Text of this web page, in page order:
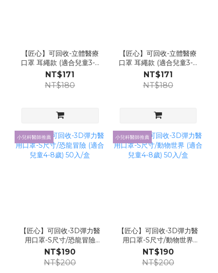
【匠心】可回收-立體醫療
口罩 耳繩款 (適合兒童3-7
歲) 動物世界30入/盒
NT$171
NT$180
【匠心】可回收-立體醫療
口罩 耳繩款 (適合兒童3-7
歲) 恐龍泡泡30入/盒
NT$171
NT$180
小兒科醫師推薦
【匠心】可回收-3D彈力醫
用口罩-S尺寸/恐龍冒險
(適合兒童4-8歲) 50入/盒
NT$190
NT$200
小兒科醫師推薦
【匠心】可回收-3D彈力醫
用口罩-S尺寸/動物世界
(適合兒童4-8歲) 50入/盒
NT$190
NT$200